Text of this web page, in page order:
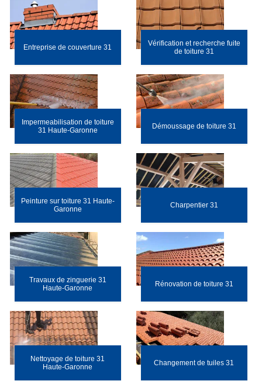
Entreprise de couverture 31
Vérification et recherche fuite
de toiture 31
Impermeabilisation de toiture
31 Haute-Garonne
Démoussage de toiture 31
Peinture sur toiture 31 Haute-
Garonne
Charpentier 31
Travaux de zinguerie 31
Haute-Garonne
Rénovation de toiture 31
Nettoyage de toiture 31
Haute-Garonne
Changement de tuiles 31